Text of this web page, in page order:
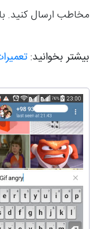
مخاطب ارسال کنید. با
بیشتر بخوانید: